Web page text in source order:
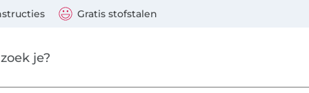
Gratis stofstalen
Mastercard, PayPal, iDeal, Vooruitbetaling via